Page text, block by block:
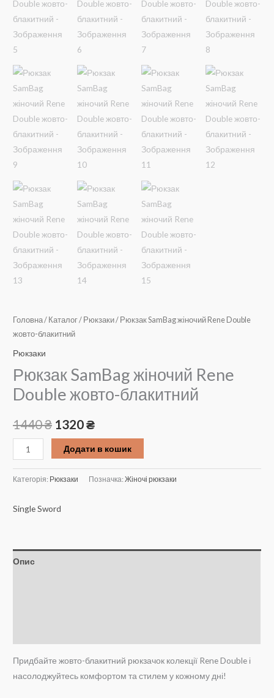
Головна/ Каталог/ Рюкзаки/ Рюкзак SamBag жіночий Rene Double
жовто-блакитний
Рюкзаки
Рюкзак SamBag жіночий Rene
Double жовто-блакитний
1440₴ Оригінальна
ціна:
1440 ₴.
1320₴Поточна
ціна:
1320 ₴.
Рюкзак
SamBag
жіночий
Double
кількість
Додати в кошик
Категорія: Рюкзаки Позначка:Жіночі рюкзаки
Single Sword
Опис
Придбайте жовто-блакитний рюкзачок колекції Rene Double і
насолоджуйтесь комфортом та стилем у кожному дні!